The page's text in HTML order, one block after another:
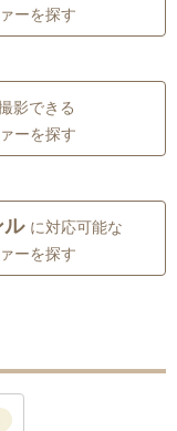
ーを探す
影できる
ーを探す
ル に対応可能な
ーを探す